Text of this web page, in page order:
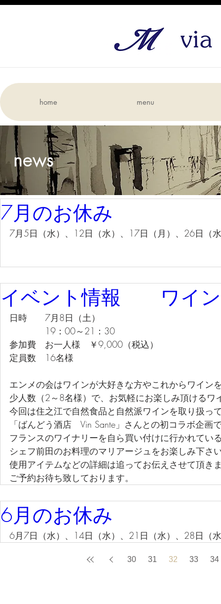
home menu
news
7月のお休み
7月5日（水）、12日（水）、17日（月）、26日（
イベント情報 ワイ
日時　　7月8日（土）
19：00～21：30
参加費　お一人様　￥9,000（税込）
定員数　16名様
エンメの会はワインが大好きな方やこれからワイン
少人数（2～8名様）で、お気軽にお楽しみ頂けるワ
今回は住之江で自然食品と自然派ワインを取り扱っ
「ばんどう酒店　Vin Sante」さんとの初コラボ企画
フランスのワイナリーを自ら買い付けに行かれてい
シェフ前田のお料理のマリアージュをお楽しみ下さ
使用アイテムなどの詳細は追ってお伝えさせて頂き
ご予約お待ち致しております。
6月のお休み
6月7日（水）、14日（水）、21日（水）、28日（
30 31 32 33 34